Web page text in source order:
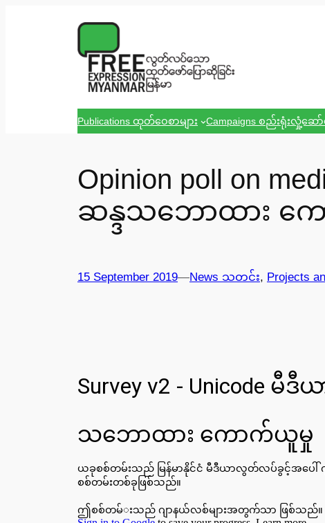
Publications ထုတ်ဝေစာများ Campaigns စည်းရုံးလှုံ့ဆော်
Opinion poll on
ဆန္ဒသဘောထား က
15 September 2019—News သတင်း, Projects